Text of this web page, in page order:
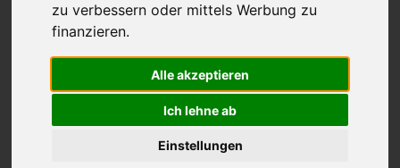
zu verbessern oder mittels Werbung zu
finanzieren.
Alle akzeptieren
Ich lehne ab
Einstellungen
Franz Fischer
951
Volker Wissing tritt aus der FDP aus
und will Verkehrsminister bleiben